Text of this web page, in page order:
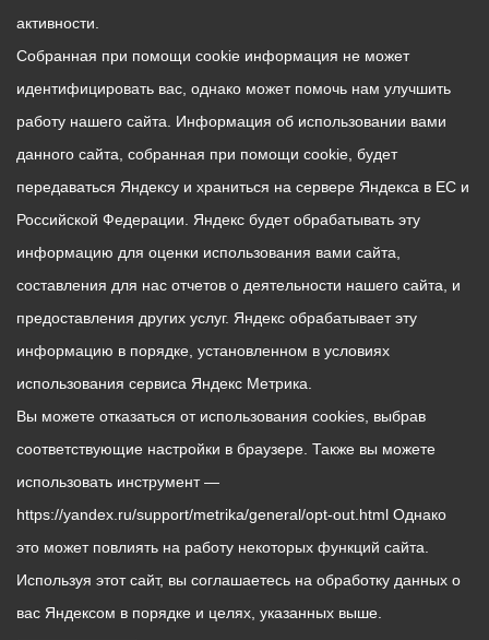
активности.
Собранная при помощи cookie информация не может
идентифицировать вас, однако может помочь нам улучшить
работу нашего сайта. Информация об использовании вами
данного сайта, собранная при помощи cookie, будет
передаваться Яндексу и храниться на сервере Яндекса в ЕС и
Российской Федерации. Яндекс будет обрабатывать эту
информацию для оценки использования вами сайта,
составления для нас отчетов о деятельности нашего сайта, и
предоставления других услуг. Яндекс обрабатывает эту
информацию в порядке, установленном в условиях
использования сервиса Яндекс Метрика.
Вы можете отказаться от использования cookies, выбрав
соответствующие настройки в браузере. Также вы можете
использовать инструмент —
https://yandex.ru/support/metrika/general/opt-out.html Однако
это может повлиять на работу некоторых функций сайта.
Используя этот сайт, вы соглашаетесь на обработку данных о
вас Яндексом в порядке и целях, указанных выше.